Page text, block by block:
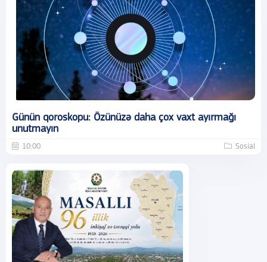
Günün qoroskopu: Özünüzə daha çox vaxt ayırmağı
unutmayın
10:00 Sosial